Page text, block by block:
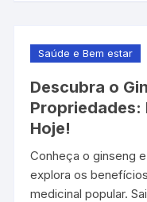
Saúde e Bem estar
Descubra o
Propriedades:
Hoje!
Conheça o ginseng
explora os
medicinal popular.